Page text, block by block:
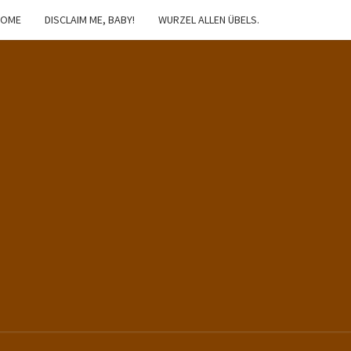
DISCLAIM ME, BABY! WURZEL ALLEN ÜBELS.